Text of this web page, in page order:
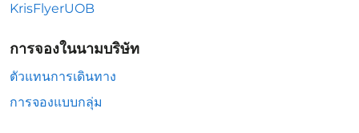
KrisFlyerUOB
การจองในนามบริษัท
ตัวแทนการเดินทาง
การจองแบบกลุ่ม